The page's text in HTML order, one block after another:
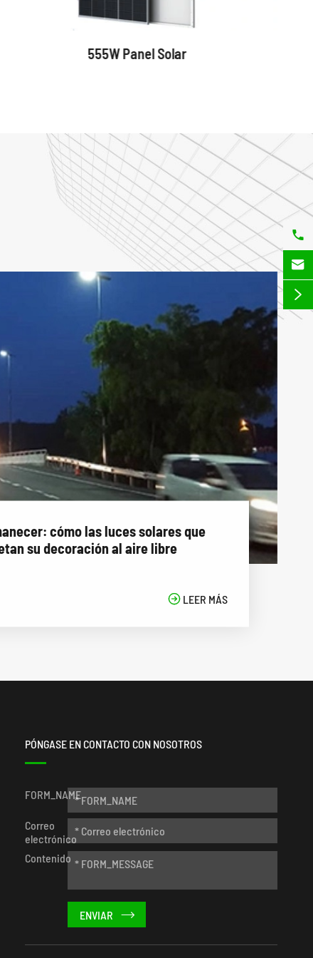
555W Panel Solar
cómo las luces solares que
su decoración al aire libre
 LEER MÁS
PÓNGASE EN CONTACTO CON NOSOTROS
FORM_NAME
Correo
electrónico
Contenido



